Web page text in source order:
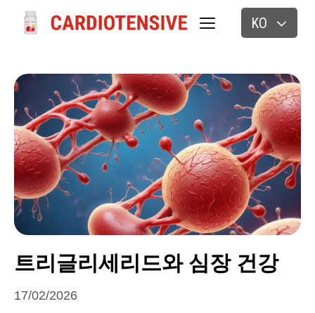
KO
트리글리세리드와 심장 건강
17/02/2026